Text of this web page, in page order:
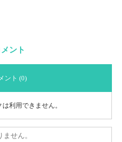
ント
ント (0)
利用できません。
せん。